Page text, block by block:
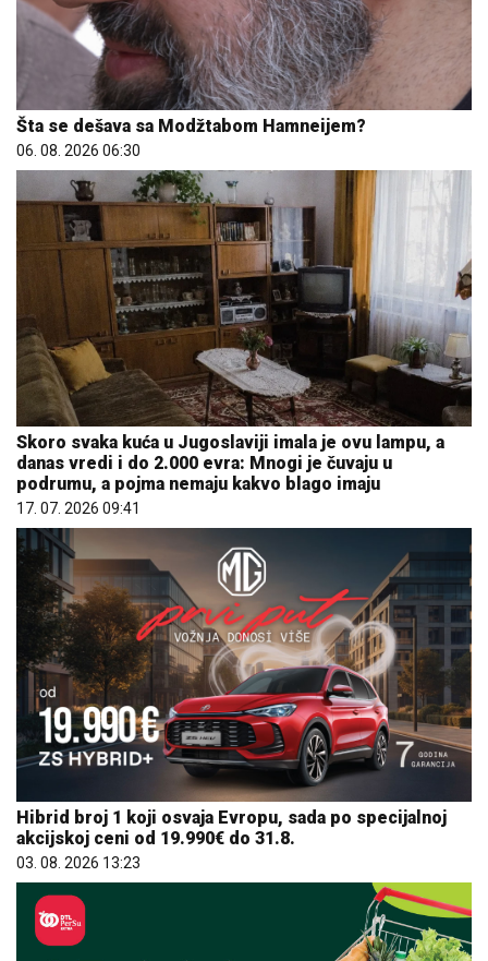
Šta se dešava sa Modžtabom Hamneijem?
06. 08. 2026 06:30
Skoro svaka kuća u Jugoslaviji imala je ovu lampu, a
danas vredi i do 2.000 evra: Mnogi je čuvaju u
podrumu, a pojma nemaju kakvo blago imaju
17. 07. 2026 09:41
Hibrid broj 1 koji osvaja Evropu, sada po specijalnoj
akcijskoj ceni od 19.990€ do 31.8.
03. 08. 2026 13:23